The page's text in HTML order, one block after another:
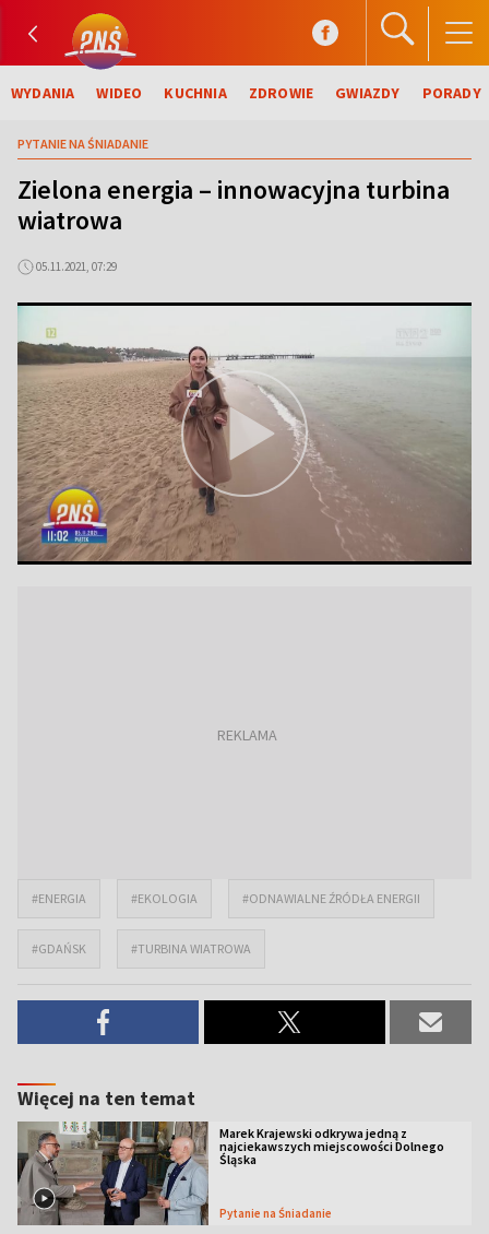
WYDANIA WIDEO KUCHNIA ZDROWIE GWIAZDY PORADY
PYTANIE NA ŚNIADANIE
Zielona energia – innowacyjna turbina
wiatrowa
05.11.2021, 07:29
#ENERGIA #EKOLOGIA #ODNAWIALNE ŹRÓDŁA ENERGII
#GDAŃSK #TURBINA WIATROWA
Więcej na ten temat
Marek Krajewski odkrywa jedną z
najciekawszych miejscowości Dolnego
Śląska
Pytanie na Śniadanie